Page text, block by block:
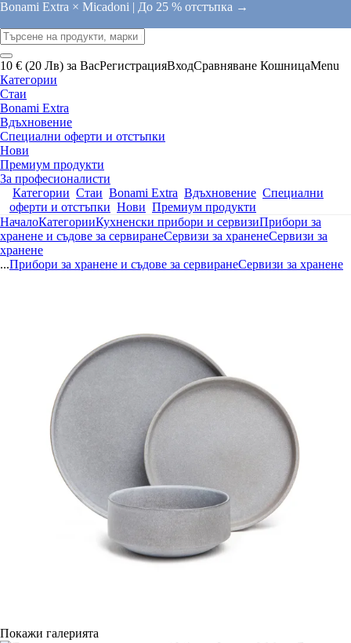
Bonami Extra × Micadoni | До 25 % отстъпка →
10 € (20 Лв) за ВасРегистрацияВходСравняване КошницаMenu
Категории
Стаи
Bonami Extra
Вдъхновение
Специални оферти и отстъпки
Нови
Премиум продукти
За професионалисти
Категории Стаи Bonami Extra Вдъхновение Специални
оферти и отстъпки Нови Премиум продукти
НачалоКатегорииКухненски прибори и сервизиПрибори за
хранене и съдове за сервиранеСервизи за храненеСервизи за
хранене
...Прибори за хранене и съдове за сервиранеСервизи за хранене
Покажи галерията